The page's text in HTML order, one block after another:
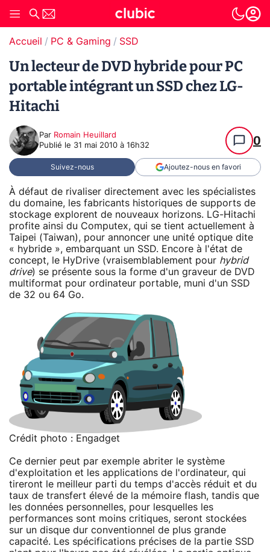
Accueil PC & Gaming SSD
Un lecteur de DVD hybride pour PC
portable intégrant un SSD chez LG-
Hitachi
Par Romain Heuillard
Publié le 31 mai 2010 à 16h32 0
Suivez-nous Ajoutez-nous en favori
À défaut de rivaliser directement avec les spécialistes
du domaine, les fabricants historiques de supports de
stockage explorent de nouveaux horizons. LG-Hitachi
profite ainsi du Computex, qui se tient actuellement à
Taipei (Taiwan), pour annoncer une unité optique dite
« hybride », embarquant un SSD. Encore à l'état de
concept, le HyDrive (vraisemblablement pour hybrid
drive) se présente sous la forme d'un graveur de DVD
multiformat pour ordinateur portable, muni d'un SSD
de 32 ou 64 Go.
Crédit photo : Engadget
Ce dernier peut par exemple abriter le système
d'exploitation et les applications de l'ordinateur, qui
tireront le meilleur parti du temps d'accès réduit et du
taux de transfert élevé de la mémoire flash, tandis que
les données personnelles, pour lesquelles les
performances sont moins critiques, seront stockées
sur un disque dur conventionnel de plus grande
capacité. Les spécifications précises de la partie SSD